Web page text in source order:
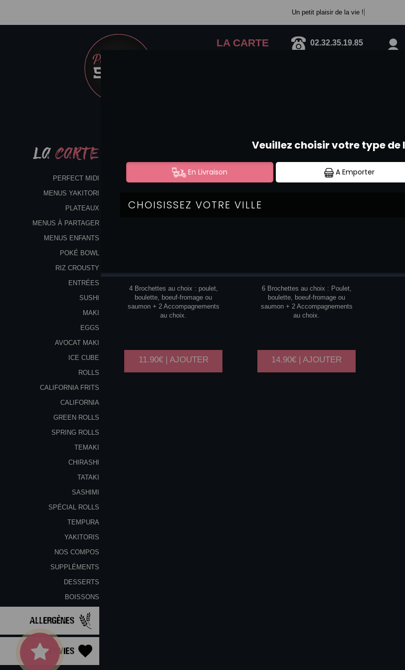
Un petit plaisir de la vie !
LA CARTE 02.32.35.19.85
LA CARTE
PERFECT MIDI
MENUS YAKITORI
PLATEAUX
MENUS À PARTAGER
MENUS ENFANTS
POKÉ BOWL
RIZ CROUSTY
ENTRÉES
SUSHI
MAKI
EGGS
AVOCAT MAKI
ICE CUBE
ROLLS
CALIFORNIA FRITS
CALIFORNIA
GREEN ROLLS
SPRING ROLLS
TEMAKI
CHIRASHI
TATAKI
SASHIMI
SPÉCIAL ROLLS
TEMPURA
YAKITORIS
NOS COMPOS
SUPPLÉMENTS
DESSERTS
BOISSONS
Allergènes
Vos Envies
MENUS YAKITORI
4 Brochettes au choix : poulet,
boulette, boeuf-fromage ou
saumon + 2 Accompagnements
au choix.
11.90€ | AJOUTER
6 Brochettes au choix : Poulet,
boulette, boeuf-fromage ou
saumon + 2 Accompagnements
au choix.
14.90€ | AJOUTER